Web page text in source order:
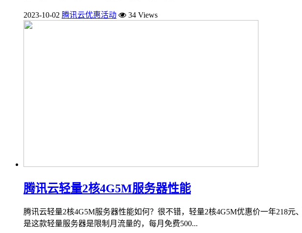
2023-10-02 腾讯云优惠活动 34 Views
腾讯云轻量2核4G5M服务器性能
腾讯云轻量2核4G5M服务器性能如何？很不错，轻量2核4G5M优惠价一年218元
是这款轻量服务器是限制月流量的，每月免费500...